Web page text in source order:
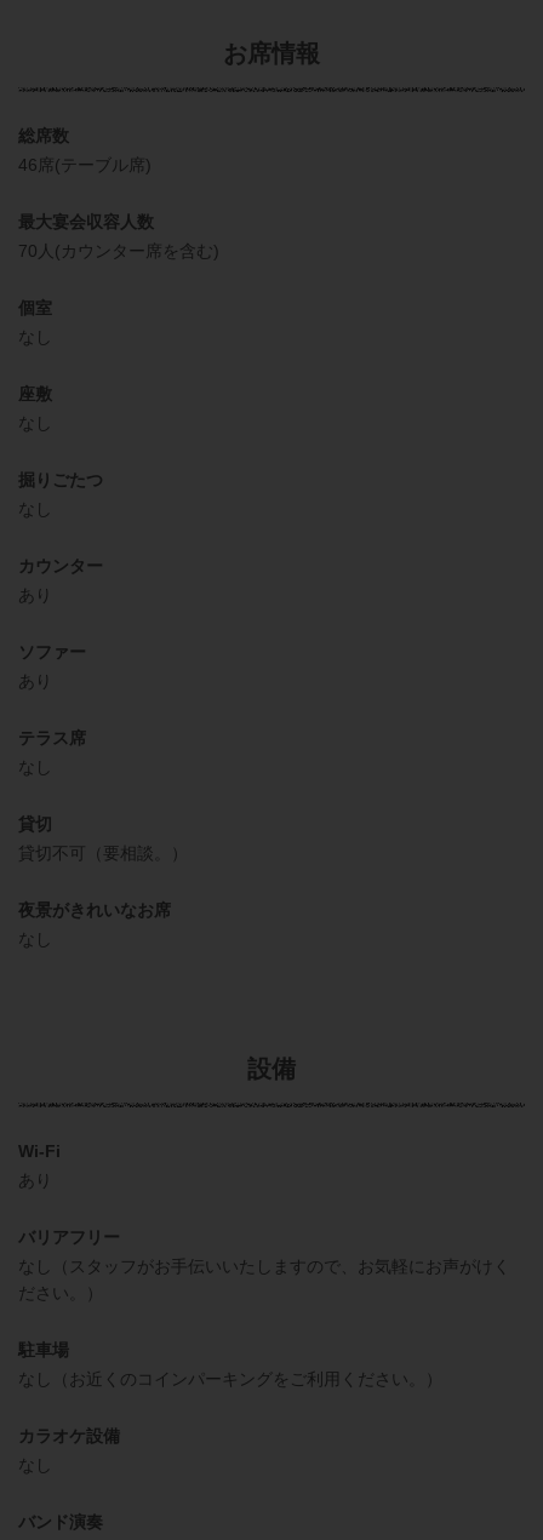
お席情報
総席数
46席(テーブル席)
最大宴会収容人数
70人(カウンター席を含む)
個室
なし
座敷
なし
掘りごたつ
なし
カウンター
あり
ソファー
あり
テラス席
なし
貸切
貸切不可（要相談。）
夜景がきれいなお席
なし
設備
Wi-Fi
あり
バリアフリー
なし（スタッフがお手伝いいたしますので、お気軽にお声がけく
ださい。）
駐車場
なし（お近くのコインパーキングをご利用ください。）
カラオケ設備
なし
バンド演奏